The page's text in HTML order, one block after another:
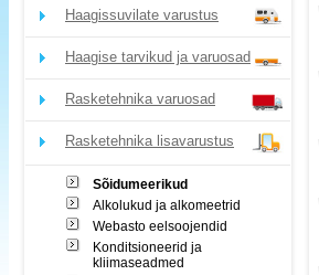
Haagissuvilate varustus
Haagise tarvikud ja varuosad
Rasketehnika varuosad
Rasketehnika lisavarustus
Sõidumeerikud
Alkolukud ja alkomeetrid
Webasto eelsoojendid
Konditsioneerid ja
kliimaseadmed